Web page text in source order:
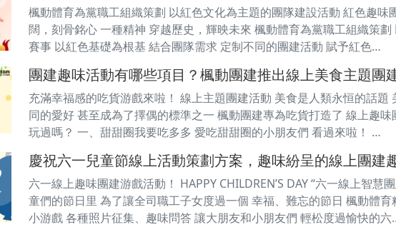
楓動體育為黨職工組織策劃 以紅色文化為主題的團隊建設活動 紅色趣
闊，刻骨銘心 一種精神 穿越歷史，輝映未來 楓動體育為黨職工組織策
賽事 以紅色基礎為根基 結合團隊需求 定制不同的團建活動 賦予紅色…
團建趣味活動有哪些項目？楓動團建推出線上美食主題團
充滿幸福感的吃貨游戲來啦！ 線上主題團建活動 美食是人類永恒的話
同的愛好 甚至成為了擇偶的標準之一 楓動團建專為吃貨打造了 線上趣
玩過嗎？ 一、甜甜圈我要吃多多 愛吃甜甜圈的小朋友們 看過來啦！ …
慶祝六一兒童節線上活動策劃方案，趣味紛呈的線上團建
六一線上趣味團建游戲活動！ HAPPY CHILDREN’S DAY “六一線上智
童們的節日里 為了讓全司職工子女度過一個 幸福、難忘的節日 楓動體
小游戲 各種照片征集、趣味問答 讓大朋友和小朋友們 輕松度過愉快的